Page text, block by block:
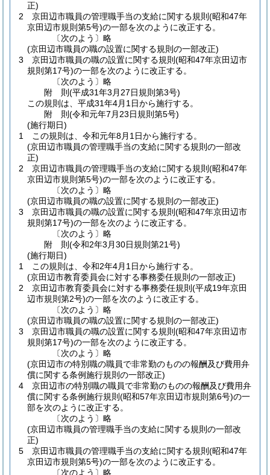
正)
2
京田辺市職員の管理職手当の支給に関する規則 (昭和47年
京田辺市規則第5号)の一部を次のように改正する。
〔次のよう〕略
(京田辺市職員の職の設置に関する規則の一部改正)
3
京田辺市職員の職の設置に関する規則 (昭和47年京田辺市
規則第17号)の一部を次のように改正する。
〔次のよう〕略
附 則(平成31年3月27日規則第3号)
この規則は、平成31年4月1日から施行する。
附 則(令和元年7月23日規則第5号)
(施行期日)
1
この規則は、令和元年8月1日から施行する。
(京田辺市職員の管理職手当の支給に関する規則の一部改
正)
2
京田辺市職員の管理職手当の支給に関する規則 (昭和47年
京田辺市規則第5号)の一部を次のように改正する。
〔次のよう〕略
(京田辺市職員の職の設置に関する規則の一部改正)
3
京田辺市職員の職の設置に関する規則 (昭和47年京田辺市
規則第17号)の一部を次のように改正する。
〔次のよう〕略
附 則(令和2年3月30日規則第21号)
(施行期日)
1
この規則は、令和2年4月1日から施行する。
(京田辺市教育委員会に対する事務委任規則の一部改正)
2
京田辺市教育委員会に対する事務委任規則 (平成19年京田
辺市規則第2号)の一部を次のように改正する。
〔次のよう〕略
(京田辺市職員の職の設置に関する規則の一部改正)
3
京田辺市職員の職の設置に関する規則 (昭和47年京田辺市
規則第17号)の一部を次のように改正する。
〔次のよう〕略
(京田辺市の特別職の職員で非常勤のものの報酬及び費用弁
償に関する条例施行規則の一部改正)
4
京田辺市の特別職の職員で非常勤のものの報酬及び費用弁
償に関する条例施行規則 (昭和57年京田辺市規則第6号)の一
部を次のように改正する。
〔次のよう〕略
(京田辺市職員の管理職手当の支給に関する規則の一部改
正)
5
京田辺市職員の管理職手当の支給に関する規則 (昭和47年
京田辺市規則第5号)の一部を次のように改正する。
〔次のよう〕略